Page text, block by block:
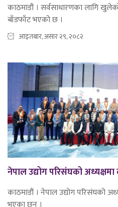
काठमाडौं । सर्वसाधारणका लागि
बाँडफाँट भएको छ ।
आइतबार, असार २९, २०८२
नेपाल उद्योग परिसंघको अध्यक्षमा
काठमाडौं । नेपाल उद्योग परिसंघको